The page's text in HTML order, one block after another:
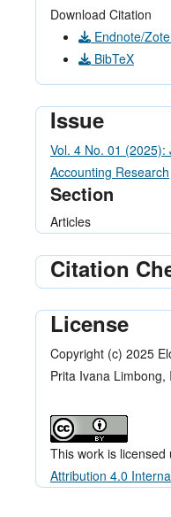
Download Citation
Endnote/
BibTeX
Issue
Vol. 4 No. 01
Accounting Research
Section
Articles
Citation
License
Copyright (c) 2025
Prita Ivana Limbong,
This work is licensed
Attribution 4.0